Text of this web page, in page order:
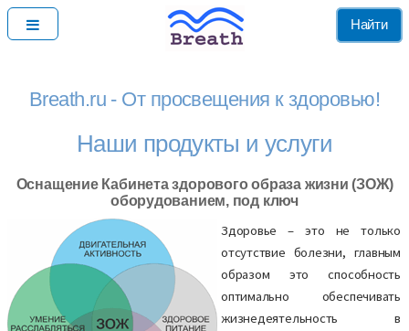
Найти
Breath.ru - От просвещения к здоровью!
Наши продукты и услуги
Оснащение Кабинета здорового образа жизни (ЗОЖ)
оборудованием, под ключ
Здоровье – это не только
отсутствие болезни, главным
образом это способность
оптимально обеспечивать
жизнедеятельность в